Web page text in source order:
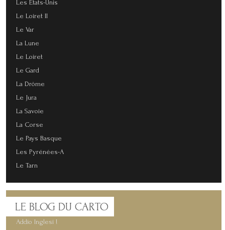
Les États-Unis
Le Loiret II
Le Var
La Lune
Le Loiret
Le Gard
La Drôme
Le Jura
La Savoie
La Corse
Le Pays Basque
Les Pyrénées-A
Le Tarn
LE BLOG DU CARTO
Addio Inglesi !